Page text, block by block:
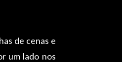
de cenas e
um lado nos